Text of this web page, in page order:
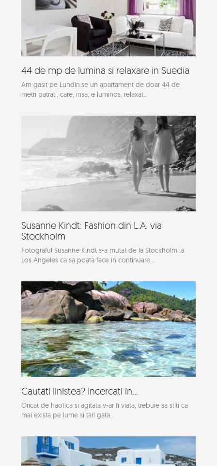
44 de mp de lumina si relaxare in Suedia
Am gasit pe Lundin.se un apartament de doar 44 de
metri patrati, care, insa, e luminos, relaxat...
Susanne Kindt: Fashion din L.A. via
Stockholm
Fotograful Susanne Kindt s-a mutat de la Stockholm la
Los Angeles ca sa poata face in continuare...
Cautati linistea? Incercati in...
Oricat de haotica si agitata v-ar fi viata, trebuie sa stiti ca
mai exista pe lume si tari gata...